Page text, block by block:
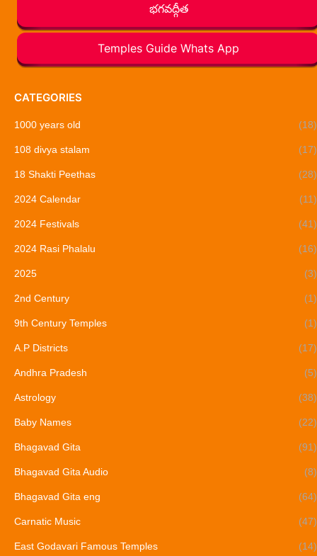
భగవద్గీత
Temples Guide Whats App
CATEGORIES
1000 years old (18)
108 divya stalam (17)
18 Shakti Peethas (28)
2024 Calendar (11)
2024 Festivals (41)
2024 Rasi Phalalu (16)
2025 (3)
2nd Century (1)
9th Century Temples (1)
A.P Districts (17)
Andhra Pradesh (5)
Astrology (38)
Baby Names (22)
Bhagavad Gita (91)
Bhagavad Gita Audio (8)
Bhagavad Gita eng (64)
Carnatic Music (47)
East Godavari Famous Temples (14)